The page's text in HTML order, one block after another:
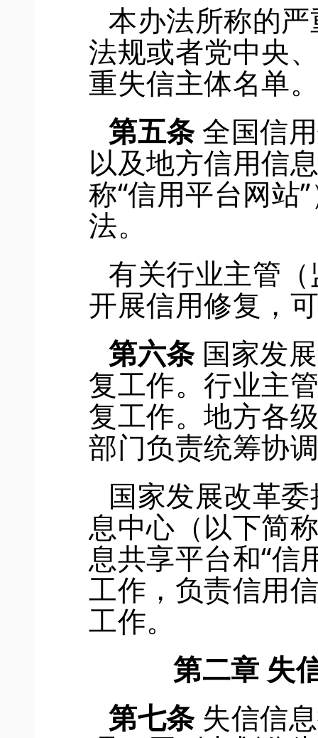
本办法所称的
法规或者党中央
重失信主体名单
第五条 全国信
以及地方信用信
称“信用平台网站
法。
有关行业主管
开展信用修复，
第六条 国家发
复工作。行业主
复工作。地方各
部门负责统筹协
国家发展改革
息中心（以下简
息共享平台和“信
工作，负责信用
工作。
第二章 失
第七条 失信信息